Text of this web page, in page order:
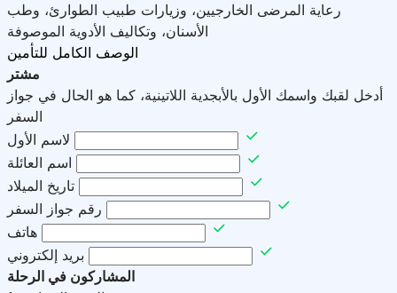
رعاية المرضى الخارجيين، وزيارات طبيب الطوارئ، وطب
الأسنان، وتكاليف الأدوية الموصوفة
الوصف الكامل للتأمين
مشتر
أدخل لقبك واسمك الأول بالأبجدية اللاتينية، كما هو الحال في جواز
السفر
لاسم الأول
اسم العائلة
تاريخ الميلاد
رقم جواز السفر
هاتف
بريد إلكتروني
المشاركون في الرحلة